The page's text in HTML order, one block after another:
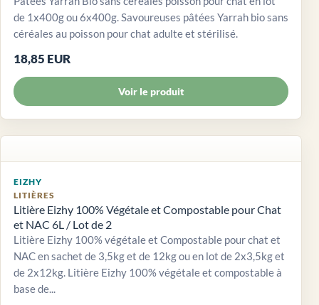
de 1x400g ou 6x400g. Savoureuses pâtées Yarrah bio sans
céréales au poisson pour chat adulte et stérilisé.
18,85 EUR
Voir le produit
EIZHY
LITIÈRES
Litière Eizhy 100% Végétale et Compostable pour Chat
et NAC 6L / Lot de 2
Litière Eizhy 100% végétale et Compostable pour chat et
NAC en sachet de 3,5kg et de 12kg ou en lot de 2x3,5kg et
de 2x12kg. Litière Eizhy 100% végétale et compostable à
base de...